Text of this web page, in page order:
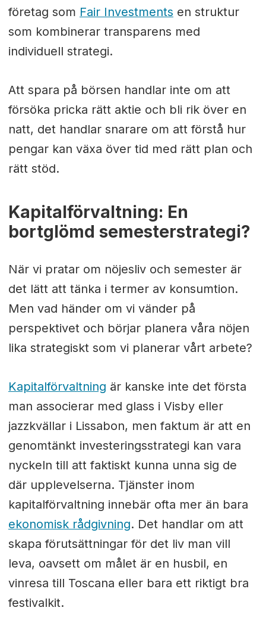
företag som Fair Investments en struktur
som kombinerar transparens med
individuell strategi.
Att spara på börsen handlar inte om att
försöka pricka rätt aktie och bli rik över en
natt, det handlar snarare om att förstå hur
pengar kan växa över tid med rätt plan och
rätt stöd.
Kapitalförvaltning: En
bortglömd semesterstrategi?
När vi pratar om nöjesliv och semester är
det lätt att tänka i termer av konsumtion.
Men vad händer om vi vänder på
perspektivet och börjar planera våra nöjen
lika strategiskt som vi planerar vårt arbete?
Kapitalförvaltning är kanske inte det första
man associerar med glass i Visby eller
jazzkvällar i Lissabon, men faktum är att en
genomtänkt investeringsstrategi kan vara
nyckeln till att faktiskt kunna unna sig de
där upplevelserna. Tjänster inom
kapitalförvaltning innebär ofta mer än bara
ekonomisk rådgivning. Det handlar om att
skapa förutsättningar för det liv man vill
leva, oavsett om målet är en husbil, en
vinresa till Toscana eller bara ett riktigt bra
festivalkit.